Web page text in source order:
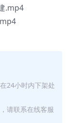
.mp4
24小时内下架处
请联系在线客服